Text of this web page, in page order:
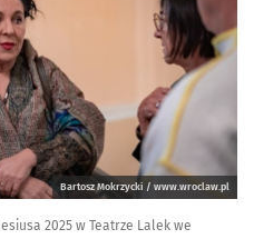
Bartosz Mokrzycki / www.wroclaw.pl
2025 w Teatrze Lalek we